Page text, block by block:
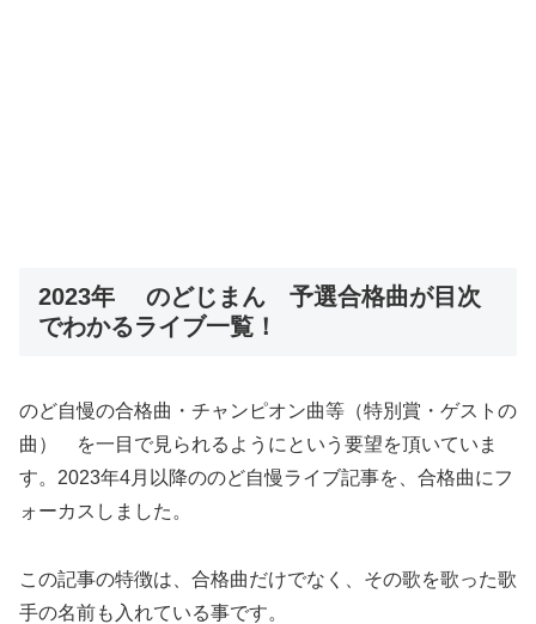
2023年 のどじまん 予選合格曲が目次
でわかるライブ一覧！
のど自慢の合格曲・チャンピオン曲等（特別賞・ゲストの
曲） を一目で見られるようにという要望を頂いていま
す。2023年4月以降ののど自慢ライブ記事を、合格曲にフ
ォーカスしました。
この記事の特徴は、合格曲だけでなく、その歌を歌った歌
手の名前も入れている事です。